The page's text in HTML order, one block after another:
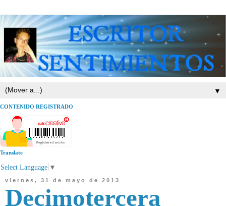
▼
CONTENIDO REGISTRADO
Translate
Select Language ▼
viernes, 31 de mayo de 2013
Decimotercera